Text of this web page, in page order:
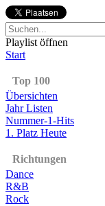
Playlist öffnen
Start
Top 100
Übersichten
Jahr Listen
Nummer-1-Hits
1. Platz Heute
Richtungen
Dance
R&B
Rock